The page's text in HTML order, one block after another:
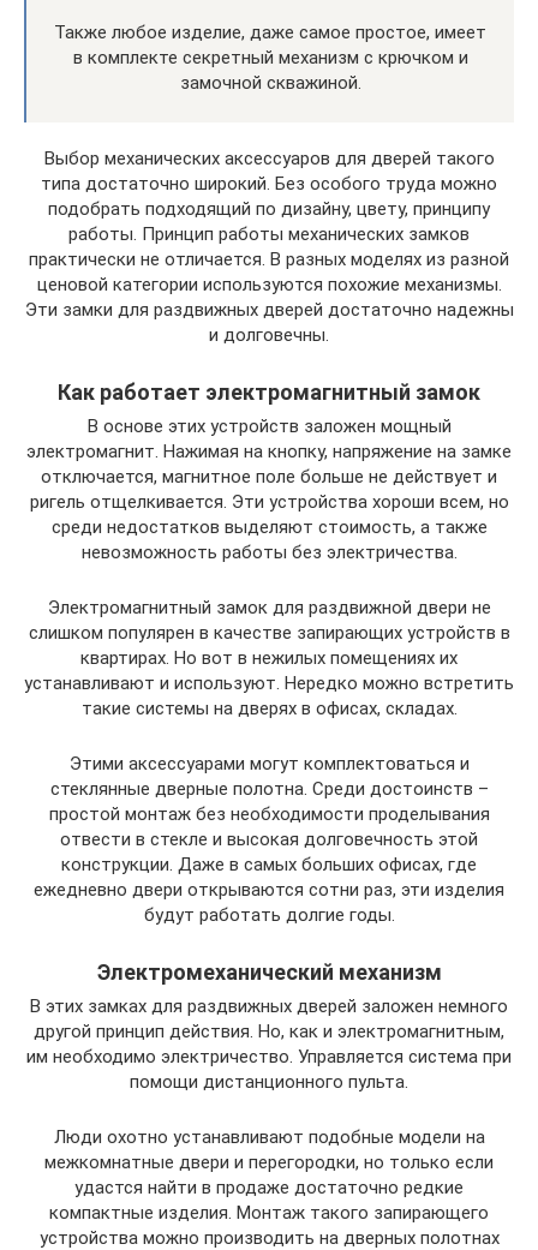
Также любое изделие, даже самое простое, имеет
в комплекте секретный механизм с крючком и
замочной скважиной.
Выбор механических аксессуаров для дверей такого
типа достаточно широкий. Без особого труда можно
подобрать подходящий по дизайну, цвету, принципу
работы. Принцип работы механических замков
практически не отличается. В разных моделях из разной
ценовой категории используются похожие механизмы.
Эти замки для раздвижных дверей достаточно надежны
и долговечны.
Как работает электромагнитный замок
В основе этих устройств заложен мощный
электромагнит. Нажимая на кнопку, напряжение на замке
отключается, магнитное поле больше не действует и
ригель отщелкивается. Эти устройства хороши всем, но
среди недостатков выделяют стоимость, а также
невозможность работы без электричества.
Электромагнитный замок для раздвижной двери не
слишком популярен в качестве запирающих устройств в
квартирах. Но вот в нежилых помещениях их
устанавливают и используют. Нередко можно встретить
такие системы на дверях в офисах, складах.
Этими аксессуарами могут комплектоваться и
стеклянные дверные полотна. Среди достоинств –
простой монтаж без необходимости проделывания
отвести в стекле и высокая долговечность этой
конструкции. Даже в самых больших офисах, где
ежедневно двери открываются сотни раз, эти изделия
будут работать долгие годы.
Электромеханический механизм
В этих замках для раздвижных дверей заложен немного
другой принцип действия. Но, как и электромагнитным,
им необходимо электричество. Управляется система при
помощи дистанционного пульта.
Люди охотно устанавливают подобные модели на
межкомнатные двери и перегородки, но только если
удастся найти в продаже достаточно редкие
компактные изделия. Монтаж такого запирающего
устройства можно производить на дверных полотнах